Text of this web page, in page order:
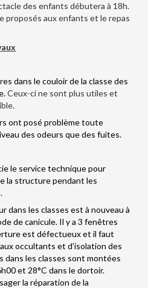
des enfants débutera à 18h.
proposés aux enfants et le repas
dans le couloir de la classe des
Ceux-ci ne sont plus utiles et
ont posé problème toute
des odeurs que des fuites.
le service technique pour
la structure pendant les
dans les classes est à nouveau à
de canicule. Il y a 3 fenêtres
est défectueux et il faut
occultants et d’isolation des
dans les classes sont montées
et 28°C dans le dortoir.
la réparation de la